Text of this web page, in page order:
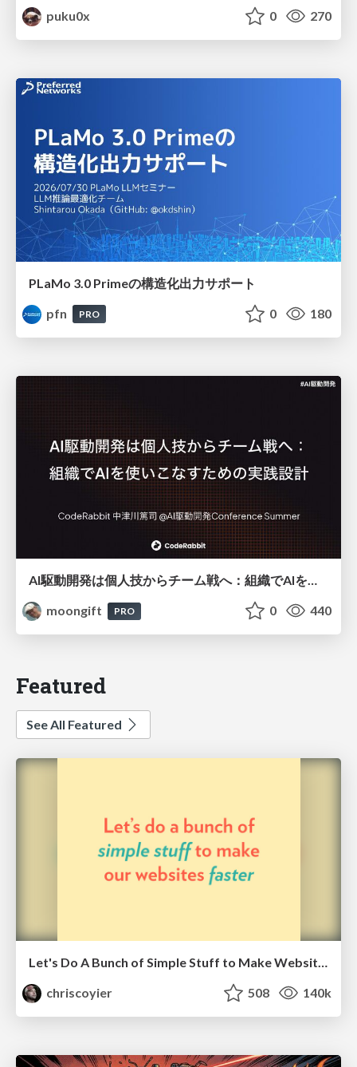
puku0x
0 270
PLaMo 3.0 Primeの構造化出力サポート
pfn
PRO 0 180
AI駆動開発は個人技からチーム戦へ：組織でAIを使いこなすための実践設計
moongift
PRO 0 440
Featured
See All Featured
Let's Do A Bunch of Simple Stuff to Make Websites Faster
chriscoyier
508 140k